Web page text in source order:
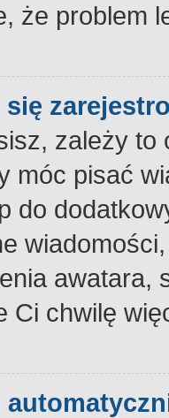
że problem
zależy
móc pisać
do
Ci chwilę